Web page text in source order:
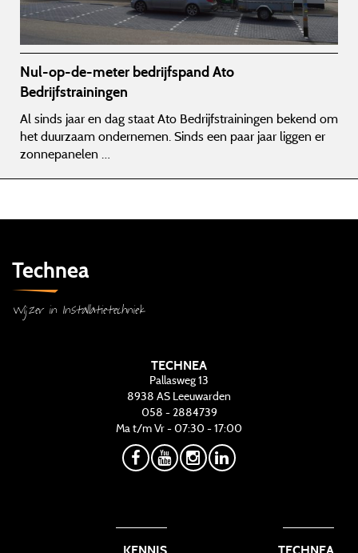
Nul-op-de-meter bedrijfspand Ato
Bedrijfstrainingen
Al sinds jaar en dag staat Ato Bedrijfstrainingen bekend om
het duurzaam ondernemen. Sinds een paar jaar liggen er
zonnepanelen …
Technea
Wijzer in Installatietechniek
TECHNEA
Pallasweg 13
8938 AS Leeuwarden
058 - 2884739
Ma t/m Vr - 07:30 - 17:00
KENNIS TECHNEA